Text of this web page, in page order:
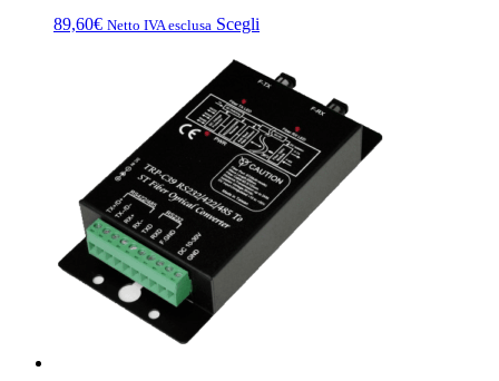
89,60€ Netto IVA esclusa Scegli
più
varianti.
Le
opzioni
possono
essere
scelte
nella
pagina
del